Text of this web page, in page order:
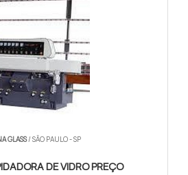
GLASS/ SÃO PAULO - SP
DE VIDRO PREÇO